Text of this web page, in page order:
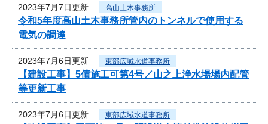
2023年7月7日更新 高山土木事務所
令和5年度高山土木事務所管内のトンネルで使用する
電気の調達
2023年7月6日更新 東部広域水道事務所
【建設工事】5債施工可第4号／山之上浄水場場内配管
等更新工事
2023年7月6日更新 東部広域水道事務所